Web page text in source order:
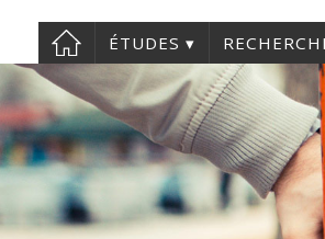
ÉTUDES